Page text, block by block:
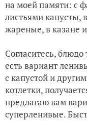
на моей памяти: с
листьями капусты,
жареные, в казане
Согласитесь,
есть вариант
с капустой и
котлетки,
предлагаю вам
суперленивые.